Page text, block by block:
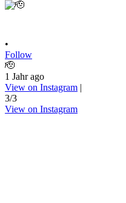
•
Follow
🫡
1 Jahr ago
View on Instagram |
3/3
View on Instagram